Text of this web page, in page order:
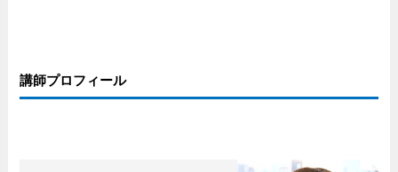
講師プロフィール